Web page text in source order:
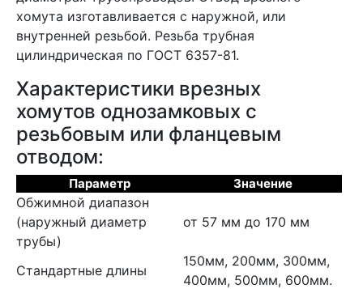
хомута изготавливается с наружной, или
внутренней резьбой. Резьба трубная
цилиндрическая по ГОСТ 6357-81.
Характеристики врезных
хомутов однозамковых с
резьбовым или фланцевым
отводом:
Параметр Значение
Обжимной диапазон
(наружный диаметр
трубы)
от 57 мм до 170 мм
Стандартные длины
150мм, 200мм, 300мм,
400мм, 500мм, 600мм.